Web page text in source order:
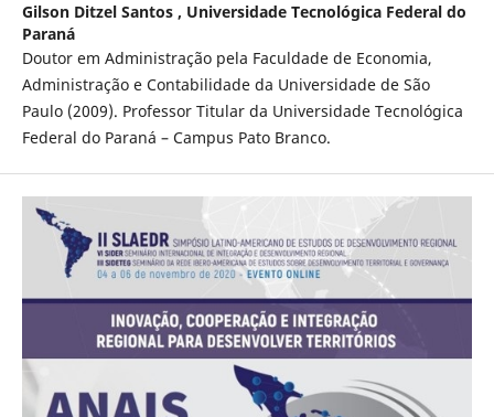
Gilson Ditzel Santos , Universidade Tecnológica Federal do
Paraná
Doutor em Administração pela Faculdade de Economia,
Administração e Contabilidade da Universidade de São
Paulo (2009). Professor Titular da Universidade Tecnológica
Federal do Paraná – Campus Pato Branco.